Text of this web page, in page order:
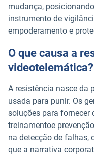
mudança,
instrumento de
empoderamento e
O que causa a
videotelemática?
A resistência nasce da
usada para punir. Os
soluções para fornecer
treinamentoe
na detecção de falhas,
que a narrativa